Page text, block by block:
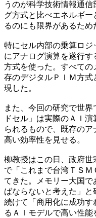
うのが科学技術情報通
グ方式と比べエネルギ
るのにも限界があるため
特にセル内部の乗算ロ
にアナログ演算を遂行
方式を使った。すべて
存のデジタルＰＩＭ方
現した。
また、今回の研究で世
ドセル」は実際のＡＩ
られるもので、既存の
高い効率性を見せる。
柳教授はこの日、政府
で「これまで台湾ＴＳ
てきた。メモリー大国
ばならないと考えた」と
続けて「商用化に成功
るＡＩモデルで高い性能